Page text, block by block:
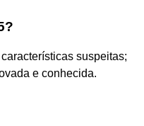
suspeitas;
e conhecida.